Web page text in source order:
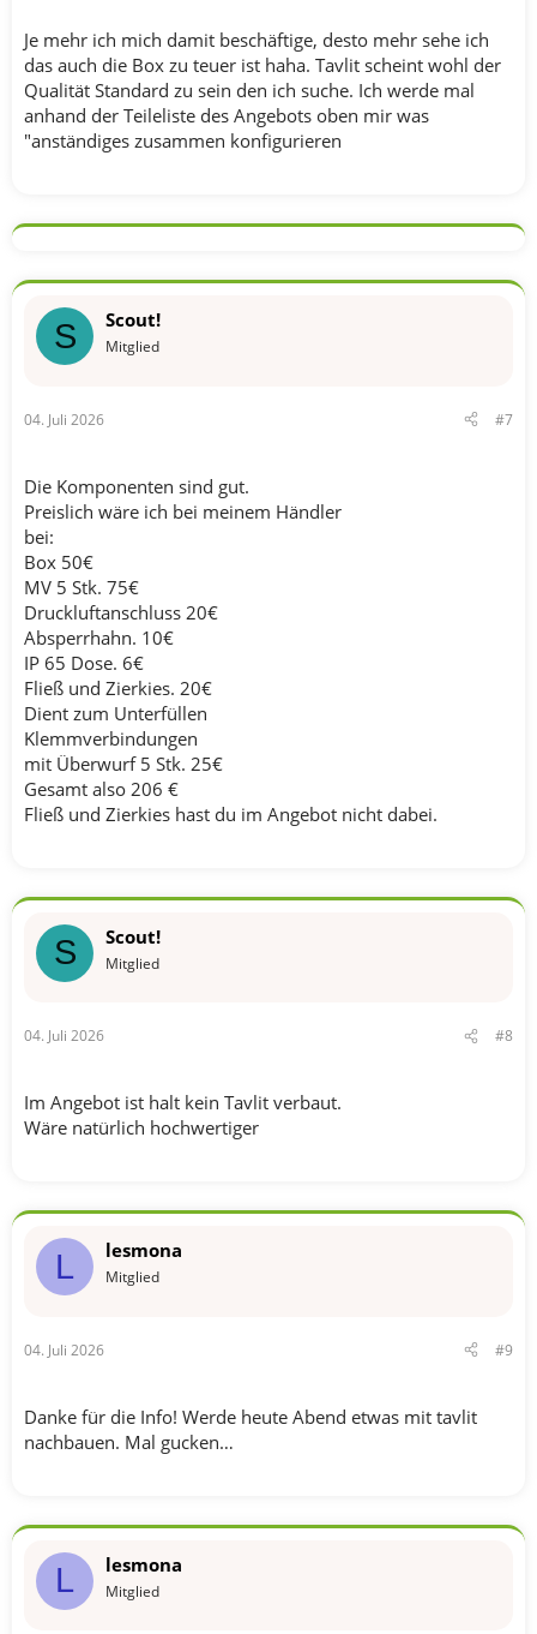
Je mehr ich mich damit beschäftige, desto mehr sehe ich
das auch die Box zu teuer ist haha. Tavlit scheint wohl der
Qualität Standard zu sein den ich suche. Ich werde mal
anhand der Teileliste des Angebots oben mir was
"anständiges zusammen konfigurieren
S Scout!
Mitglied
04. Juli 2026 #7
Die Komponenten sind gut.
Preislich wäre ich bei meinem Händler
bei:
Box 50€
MV 5 Stk. 75€
Druckluftanschluss 20€
Absperrhahn. 10€
IP 65 Dose. 6€
Fließ und Zierkies. 20€
Dient zum Unterfüllen
Klemmverbindungen
mit Überwurf 5 Stk. 25€
Gesamt also 206 €
Fließ und Zierkies hast du im Angebot nicht dabei.
S Scout!
Mitglied
04. Juli 2026 #8
Im Angebot ist halt kein Tavlit verbaut.
Wäre natürlich hochwertiger
L lesmona
Mitglied
04. Juli 2026 #9
Danke für die Info! Werde heute Abend etwas mit tavlit
nachbauen. Mal gucken…
L lesmona
Mitglied